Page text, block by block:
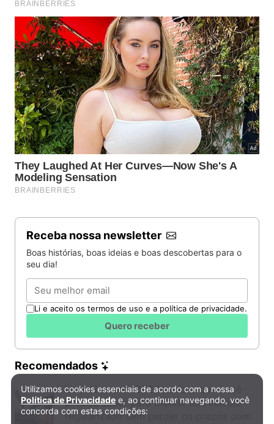
Receba nossa newsletter
Boas histórias, boas ideias e boas descobertas para o
seu dia!
Email
Li e aceito os termos de uso e a política de privacidade.
Quero receber
Recomendados
Licenciamento 2026: tudo o que você
precisa saber para manter seu veículo
regularizado sem perder os prazos com
Política de Privacidade e Cookies
Utilizamos cookies essenciais de acordo com a nossa
Política de Privacidade e, ao continuar navegando, você
concorda com estas condições: